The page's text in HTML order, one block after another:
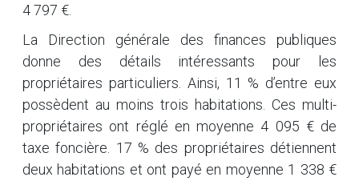
4 797 €.
La Direction générale des finances publiques
donne des détails intéressants pour les
propriétaires particuliers. Ainsi, 11 % d’entre eux
possèdent au moins trois habitations. Ces multi-
propriétaires ont réglé en moyenne 4 095 € de
taxe foncière. 17 % des propriétaires détiennent
deux habitations et ont payé en moyenne 1 338 €